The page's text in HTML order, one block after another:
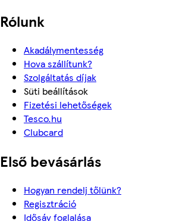
Rólunk
Akadálymentesség
Hova szállítunk?
Szolgáltatás díjak
Süti beállítások
Fizetési lehetőségek
Tesco.hu
Clubcard
Első bevásárlás
Hogyan rendelj tőlünk?
Regisztráció
Idősáv foglalása